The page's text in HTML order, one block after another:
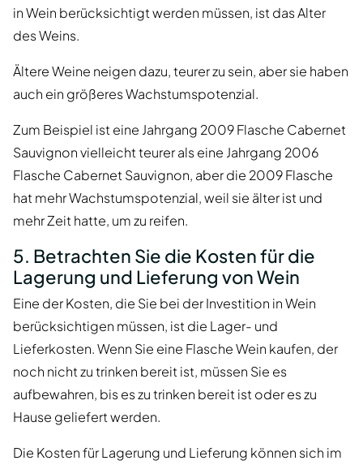
in Wein berücksichtigt werden müssen, ist das Alter
des Weins.
Ältere Weine neigen dazu, teurer zu sein, aber sie haben
auch ein größeres Wachstumspotenzial.
Zum Beispiel ist eine Jahrgang 2009 Flasche Cabernet
Sauvignon vielleicht teurer als eine Jahrgang 2006
Flasche Cabernet Sauvignon, aber die 2009 Flasche
hat mehr Wachstumspotenzial, weil sie älter ist und
mehr Zeit hatte, um zu reifen.
5. Betrachten Sie die Kosten für die
Lagerung und Lieferung von Wein
Eine der Kosten, die Sie bei der Investition in Wein
berücksichtigen müssen, ist die Lager- und
Lieferkosten. Wenn Sie eine Flasche Wein kaufen, der
noch nicht zu trinken bereit ist, müssen Sie es
aufbewahren, bis es zu trinken bereit ist oder es zu
Hause geliefert werden.
Die Kosten für Lagerung und Lieferung können sich im